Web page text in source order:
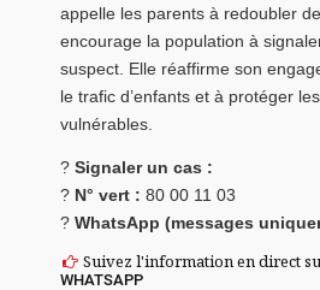
appelle les parents à redoubler
encourage la population à
suspect. Elle réaffirme son
le trafic d’enfants et à protéger
vulnérables.
? Signaler un cas :
? N° vert : 80 00 11 03
? WhatsApp (messages
Suivez l'information en direct
WHATSAPP